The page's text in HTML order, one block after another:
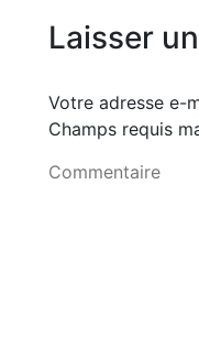
Laisser
Votre adresse e-
Champs requis
Commentaire